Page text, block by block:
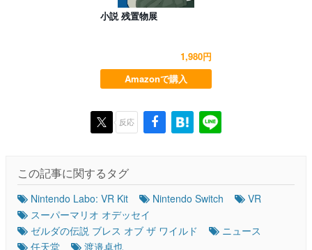
小説 残置物展
1,980円
Amazonで購入
反応
この記事に関するタグ
Nintendo Labo: VR Kit Nintendo Switch
VR
スーパーマリオ オデッセイ
ゼルダの伝説 ブレス オブ ザ ワイルド
ニュース
任天堂
渡邉卓也